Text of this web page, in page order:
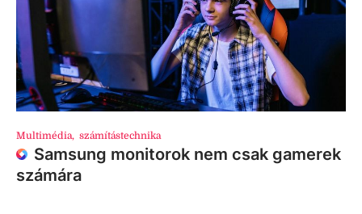
Multimédia, számítástechnika
Samsung monitorok nem csak gamerek
számára